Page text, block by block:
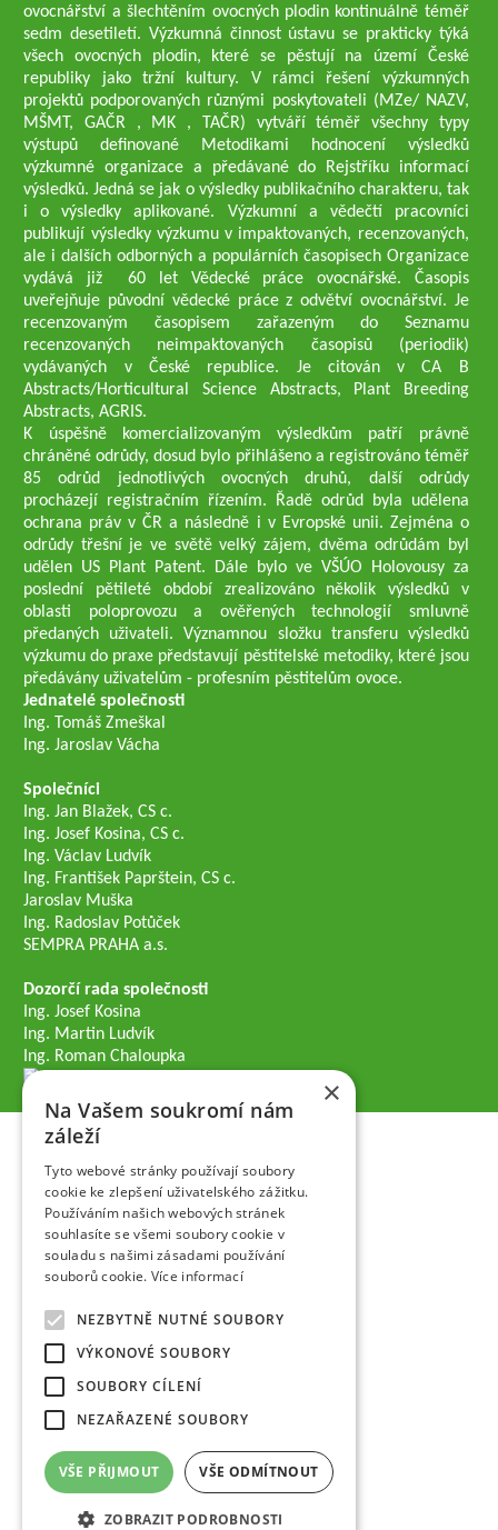
ovocnářství a šlechtěním ovocných plodin kontinuálně téměř
sedm desetiletí. Výzkumná činnost ústavu se prakticky týká
všech ovocných plodin, které se pěstují na území České
republiky jako tržní kultury. V rámci řešení výzkumných
projektů podporovaných různými poskytovateli (MZe/ NAZV,
MŠMT, GAČR , MK , TAČR) vytváří téměř všechny typy
výstupů definované Metodikami hodnocení výsledků
výzkumné organizace a předávané do Rejstříku informací
výsledků. Jedná se jak o výsledky publikačního charakteru, tak
i o výsledky aplikované. Výzkumní a vědečtí pracovníci
publikují výsledky výzkumu v impaktovaných, recenzovaných,
ale i dalších odborných a populárních časopisech Organizace
vydává již 60 let Vědecké práce ovocnářské. Časopis
uveřejňuje původní vědecké práce z odvětví ovocnářství. Je
recenzovaným časopisem zařazeným do Seznamu
recenzovaných neimpaktovaných časopisů (periodik)
vydávaných v České republice. Je citován v CA B
Abstracts/Horticultural Science Abstracts, Plant Breeding
Abstracts, AGRIS.
K úspěšně komercializovaným výsledkům patří právně
chráněné odrůdy, dosud bylo přihlášeno a registrováno téměř
85 odrůd jednotlivých ovocných druhů, další odrůdy
procházejí registračním řízením. Řadě odrůd byla udělena
ochrana práv v ČR a následně i v Evropské unii. Zejména o
odrůdy třešní je ve světě velký zájem, dvěma odrůdám byl
udělen US Plant Patent. Dále bylo ve VŠÚO Holovousy za
poslední pětileté období zrealizováno několik výsledků v
oblasti poloprovozu a ověřených technologií smluvně
předaných uživateli. Významnou složku transferu výsledků
výzkumu do praxe představují pěstitelské metodiky, které jsou
předávány uživatelům - profesním pěstitelům ovoce.
Jednatelé společnosti
Ing. Tomáš Zmeškal
Ing. Jaroslav Vácha
Společníci
Ing. Jan Blažek, CS c.
Ing. Josef Kosina, CS c.
Ing. Václav Ludvík
Ing. František Paprštein, CS c.
Jaroslav Muška
Ing. Radoslav Potůček
SEMPRA PRAHA a.s.
Dozorčí rada společnosti
Ing. Josef Kosina
Ing. Martin Ludvík
Ing. Roman Chaloupka
×
Na Vašem soukromí nám
záleží
Tyto webové stránky používají soubory
cookie ke zlepšení uživatelského zážitku.
Používáním našich webových stránek
souhlasíte se všemi soubory cookie v
souladu s našimi zásadami používání
souborů cookie. Více informací
NEZBYTNĚ NUTNÉ SOUBORY
VÝKONOVÉ SOUBORY
SOUBORY CÍLENÍ
NEZAŘAZENÉ SOUBORY
VŠE PŘIJMOUT VŠE ODMÍTNOUT
ZOBRAZIT PODROBNOSTI